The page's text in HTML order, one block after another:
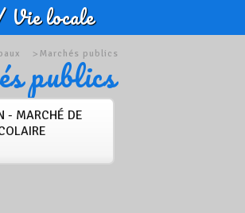
locale
Marchés publics
publics
- MARCHÉ DE